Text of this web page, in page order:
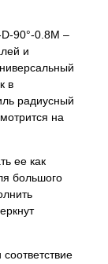
90°-0.8M –
и
в
радиусный
на
ее как
большого